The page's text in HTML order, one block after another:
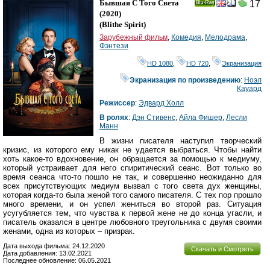
17
Бывшая С Того Света
(2020)
(Blithe Spirit)
Зарубежный фильм, Комедия, Мелодрама,
Фэнтези
HD 1080 HD 720 Экранизация
Экранизация по произведению: Ноэл
Кауард
Режиссер: Эдвард Холл
В ролях: Дэн Стивенс, Айла Фишер, Лесли
Манн
В жизни писателя наступил творческий
кризис, из которого ему никак не удается выбраться. Чтобы найти
хоть какое-то вдохновение, он обращается за помощью к медиуму,
который устраивает для него спиритический сеанс. Вот только во
время сеанса что-то пошло не так, и совершенно неожиданно для
всех присутствующих медиум вызвал с того света дух женщины,
которая когда-то была женой того самого писателя. С тех пор прошло
много времени, и он успел жениться во второй раз. Ситуация
усугубляется тем, что чувства к первой жене не до конца угасли, и
писатель оказался в центре любовного треугольника с двумя своими
женами, одна из которых – призрак.
Скачать и Смотреть
Дата выхода фильма: 24.12.2020
Дата добавления: 13.02.2021
Последнее обновление: 06.05.2021